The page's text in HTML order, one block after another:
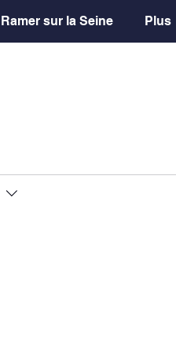
Ramer sur la Seine Plus